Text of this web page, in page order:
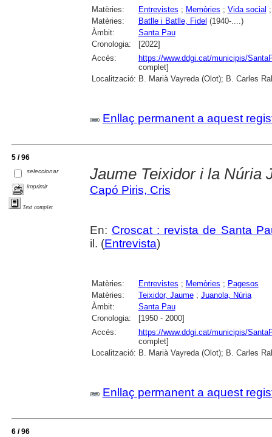
Matèries: Entrevistes ; Memòries ; Vida social
Matèries:
Batlle i Batlle, Fidel (1940-....)
Àmbit:
Santa Pau
Cronologia:
[2022]
Accés:
https://www.ddgi.cat/municipis/
complet]
Localització: B. Marià Vayreda (Olot); B. Carles
Enllaç permanent a aquest
5 / 96
seleccionar
imprimir
Text complet
Jaume Teixidor i la Núria
Capó Piris, Cris
En: Croscat : revista de Santa
il. (Entrevista)
Matèries: Entrevistes ; Memòries ; Pagesos
Matèries:
Teixidor, Jaume; Juanola, Núria
Àmbit:
Santa Pau
Cronologia:
[1950 - 2000]
Accés:
https://www.ddgi.cat/municipis/
complet]
Localització: B. Marià Vayreda (Olot); B. Carles
Enllaç permanent a aquest
6 / 96